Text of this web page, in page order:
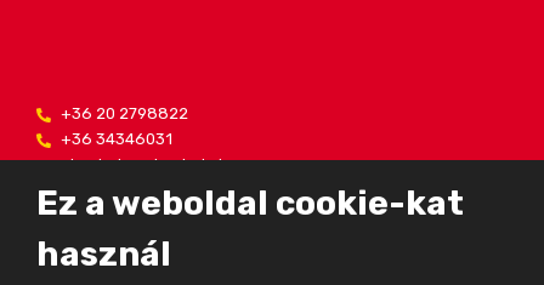
+36 20 2798822
+36 34346031
alcadrain@alcadrain.hu
Ez a weboldal cookie-kat
használ